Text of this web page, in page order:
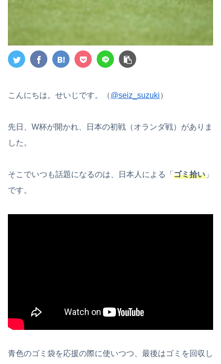
こんにちは。せいじです。（@seiz_suzuki）
先日、W杯が開かれ、日本の初戦（オランダ戦）がありま
した。
そこでいつも話題になるのは、日本人による「 ゴミ拾い 」
です。
青色のゴミ袋を応援の際に使いつつ、最後はゴミを回収し